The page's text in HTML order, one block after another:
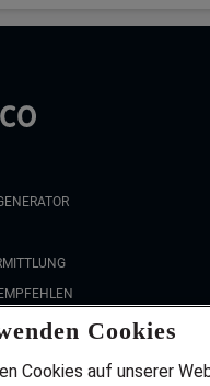
Cookies
Cookies auf unserer